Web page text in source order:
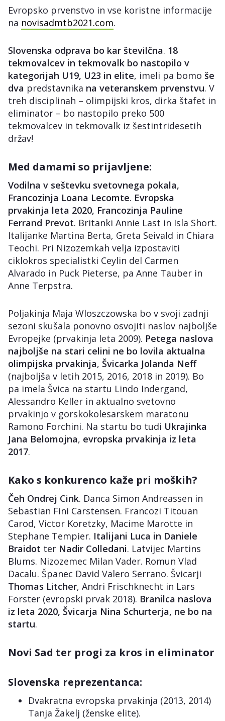
Evropsko prvenstvo in vse koristne informacije
na novisadmtb2021.com.
Slovenska odprava bo kar številčna. 18
tekmovalcev in tekmovalk bo nastopilo v
kategorijah U19, U23 in elite, imeli pa bomo še
dva predstavnika na veteranskem prvenstvu. V
treh disciplinah – olimpijski kros, dirka štafet in
eliminator – bo nastopilo preko 500
tekmovalcev in tekmovalk iz šestintridesetih
držav!
Med damami so prijavljene:
Vodilna v seštevku svetovnega pokala,
Francozinja Loana Lecomte. Evropska
prvakinja leta 2020, Francozinja Pauline
Ferrand Prevot. Britanki Annie Last in Isla Short.
Italijanke Martina Berta, Greta Seivald in Chiara
Teochi. Pri Nizozemkah velja izpostaviti
ciklokros specialistki Ceylin del Carmen
Alvarado in Puck Pieterse, pa Anne Tauber in
Anne Terpstra.
Poljakinja Maja Wloszczowska bo v svoji zadnji
sezoni skušala ponovno osvojiti naslov najboljše
Evropejke (prvakinja leta 2009). Petega naslova
najboljše na stari celini ne bo lovila aktualna
olimpijska prvakinja, Švicarka Jolanda Neff
(najboljša v letih 2015, 2016, 2018 in 2019). Bo
pa imela Švica na startu Lindo Indergand,
Alessandro Keller in aktualno svetovno
prvakinjo v gorskokolesarskem maratonu
Ramono Forchini. Na startu bo tudi Ukrajinka
Jana Belomojna, evropska prvakinja iz leta
2017.
Kako s konkurenco kaže pri moških?
Čeh Ondrej Cink. Danca Simon Andreassen in
Sebastian Fini Carstensen. Francozi Titouan
Carod, Victor Koretzky, Macime Marotte in
Stephane Tempier. Italijani Luca in Daniele
Braidot ter Nadir Colledani. Latvijec Martins
Blums. Nizozemec Milan Vader. Romun Vlad
Dacalu. Španec David Valero Serrano. Švicarji
Thomas Litcher, Andri Frischknecht in Lars
Forster (evropski prvak 2018). Branilca naslova
iz leta 2020, Švicarja Nina Schurterja, ne bo na
startu.
Novi Sad ter progi za kros in eliminator
Slovenska reprezentanca:
Dvakratna evropska prvakinja (2013, 2014)
Tanja Žakelj (ženske elite).